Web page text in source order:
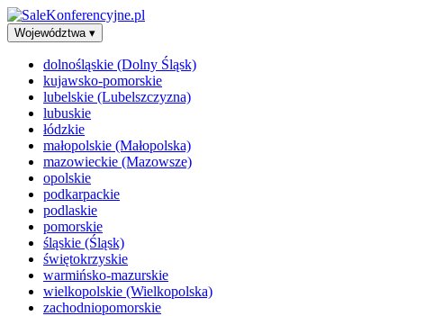
Województwa ▾
dolnośląskie (Dolny Śląsk)
kujawsko-pomorskie
lubelskie (Lubelszczyzna)
lubuskie
łódzkie
małopolskie (Małopolska)
mazowieckie (Mazowsze)
opolskie
podkarpackie
podlaskie
pomorskie
śląskie (Śląsk)
świętokrzyskie
warmińsko-mazurskie
wielkopolskie (Wielkopolska)
zachodniopomorskie